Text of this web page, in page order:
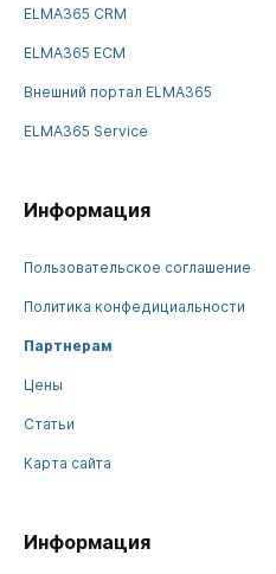
ELMA365 CRM
ELMA365 ECM
Внешний портал ELMA365
ELMA365 Service
Информация
Пользовательское соглашение
Политика конфедициальности
Партнерам
Цены
Статьи
Карта сайта
Информация